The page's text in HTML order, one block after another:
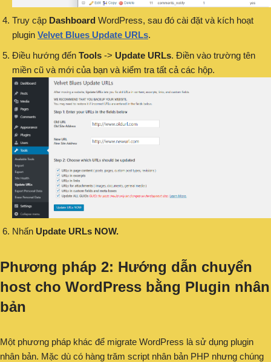
Truy cập Dashboard WordPress, sau đó cài đặt và kích hoạt
plugin Velvet Blues Update URLs.
Điều hướng đến Tools -> Update URLs. Điền vào trường tên
miền cũ và mới của bạn và kiểm tra tất cả các hộp.
Nhấn Update URLs NOW.
Phương pháp 2: Hướng dẫn chuyển
host cho WordPress bằng Plugin nhân
bản
Một phương pháp khác để migrate WordPress là sử dụng plugin
nhân bản. Mặc dù có hàng trăm script nhân bản PHP nhưng chúng